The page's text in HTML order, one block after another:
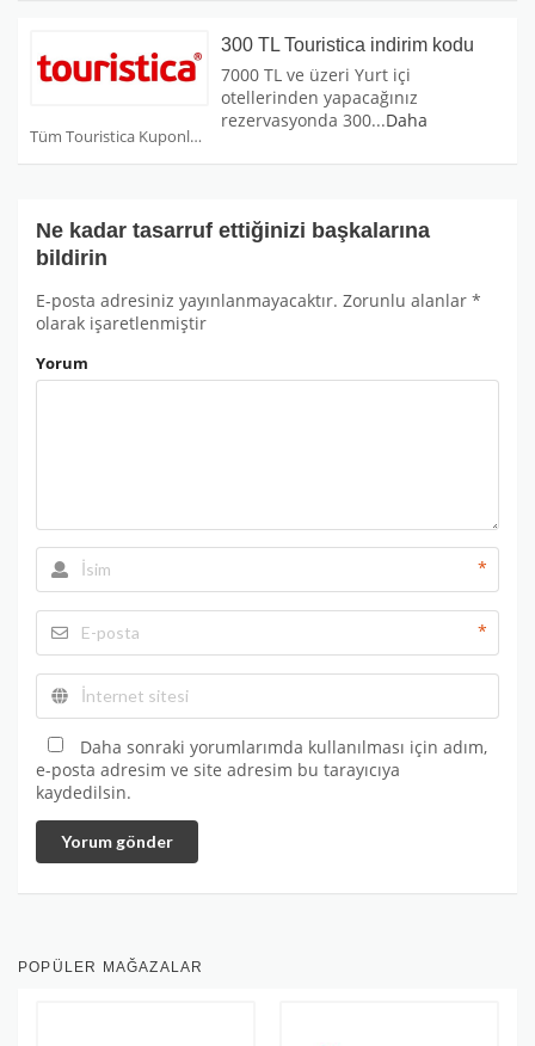
Tüm Touristica Kuponları
300 TL Touristica indirim kodu
7000 TL ve üzeri Yurt içi
otellerinden yapacağınız
rezervasyonda 300...Daha
Ne kadar tasarruf ettiğinizi başkalarına
bildirin
E-posta adresiniz yayınlanmayacaktır. Zorunlu alanlar *
olarak işaretlenmiştir
Yorum
*
*
Daha sonraki yorumlarımda kullanılması için adım,
e-posta adresim ve site adresim bu tarayıcıya
kaydedilsin.
Yorum gönder
POPÜLER MAĞAZALAR